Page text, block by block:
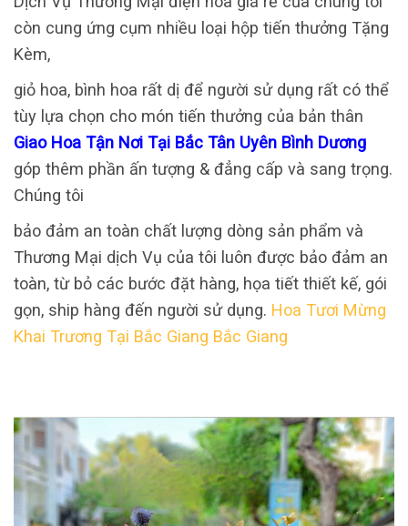
còn cung ứng cụm nhiều loại hộp tiến thưởng Tặng
Kèm,
giỏ hoa, bình hoa rất dị để người sử dụng rất có thể
tùy lựa chọn cho món tiến thưởng của bản thân
Giao Hoa Tận Nơi Tại Bắc Tân Uyên Bình Dương
góp thêm phần ấn tượng & đẳng cấp và sang trọng.
Chúng tôi
bảo đảm an toàn chất lượng dòng sản phẩm và
Thương Mại dịch Vụ của tôi luôn được bảo đảm an
toàn, từ bỏ các bước đặt hàng, họa tiết thiết kế, gói
gọn, ship hàng đến người sử dụng. Hoa Tươi Mừng
Khai Trương Tại Bắc Giang Bắc Giang